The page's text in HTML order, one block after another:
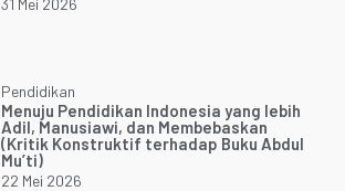
Pendidikan
Menuju Pendidikan Indonesia yang lebih
Adil, Manusiawi, dan Membebaskan
(Kritik Konstruktif terhadap Buku Abdul
Mu’ti)
22 Mei 2026